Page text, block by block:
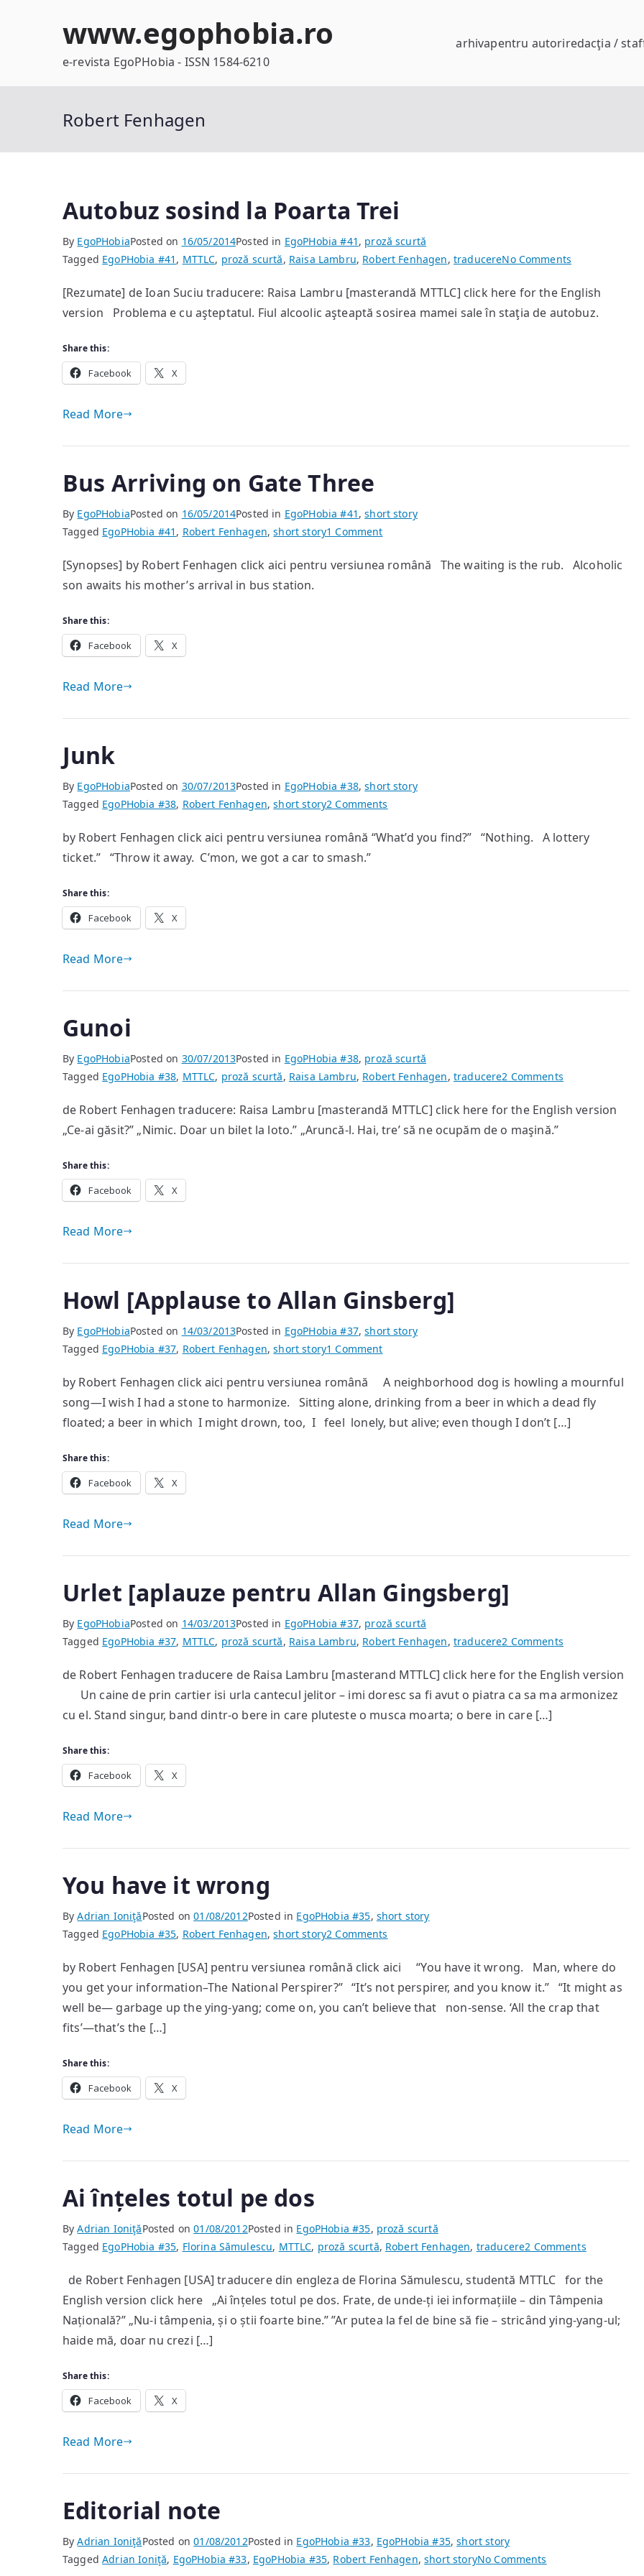
www.egophobia.ro
e-revista EgoPHobia - ISSN 1584-6210
arhivapentru autoriredacţia /
Robert Fenhagen
Autobuz sosind la Poarta Trei
By EgoPHobiaPosted on 16/05/2014Posted in EgoPHobia #41 , proză scurtă
Tagged EgoPHobia #41 , MTTLC, proză scurtă, Raisa Lambru, Robert Fenhagen, traducereNo Comments
sosind
la
[Rezumate] de Ioan Suciu traducere: Raisa Lambru [masterandă MTTLC] click here for the English
version Problema e cu aşteptatul. Fiul alcoolic aşteaptă sosirea mamei sale în staţia de autobuz.
Share this:
Facebook X
Read More
Bus Arriving on Gate Three
By EgoPHobiaPosted on 16/05/2014Posted in EgoPHobia #41 ,short story
Tagged EgoPHobia #41 , Robert Fenhagen,short story1 Commenton
Arriving
[Synopses] by Robert Fenhagen click aici pentru versiunea română The waiting is the rub. Alcoholic
son awaits his mother’s arrival in bus station.
Share this:
Facebook X
Read More
Junk
By EgoPHobiaPosted on 30/07/2013Posted in EgoPHobia #38,short story
Tagged EgoPHobia #38, Robert Fenhagen,short story2 Comments
by Robert Fenhagen click aici pentru versiunea română “What’d you find?” “Nothing. A lottery
ticket.” “Throw it away. C’mon, we got a car to smash.”
Share this:
Facebook X
Read More
Gunoi
By EgoPHobiaPosted on 30/07/2013Posted in EgoPHobia #38, proză scurtă
Tagged EgoPHobia #38, MTTLC, proză scurtă, Raisa Lambru, Robert Fenhagen, traducere2 Commentson
de Robert Fenhagen traducere: Raisa Lambru [masterandă MTTLC] click here for the English version
„Ce-ai găsit?” „Nimic. Doar un bilet la loto.” „Aruncă-l. Hai, tre’ să ne ocupăm de o maşină.”
Share this:
Facebook X
Read More
Howl [Applause to Allan Ginsberg]
By EgoPHobiaPosted on 14/03/2013Posted in EgoPHobia #37,short story
Tagged EgoPHobia #37, Robert Fenhagen,short story1 Commenton
[Applause
to
Allan
by Robert Fenhagen click aici pentru versiunea română A neighborhood dog is howling a mournful
song—I wish I had a stone to harmonize. Sitting alone, drinking from a beer in which a dead fly
floated; a beer in which I might drown, too, I feel lonely, but alive; even though I don’t […]
Share this:
Facebook X
Read More
Urlet [aplauze pentru Allan Gingsberg]
By EgoPHobiaPosted on 14/03/2013Posted in EgoPHobia #37, proză scurtă
Tagged EgoPHobia #37, MTTLC, proză scurtă, Raisa Lambru, Robert Fenhagen, traducere2 Commentson
[aplauze
pentru
de Robert Fenhagen traducere de Raisa Lambru [masterand MTTLC] click here for the English version
Un caine de prin cartier isi urla cantecul jelitor – imi doresc sa fi avut o piatra ca sa ma armonizez
cu el. Stand singur, band dintr-o bere in care pluteste o musca moarta; o bere in care […]
Share this:
Facebook X
Read More
You have it wrong
ByAdrian IoniţăPosted on01/08/2012Posted in EgoPHobia #35, short story
Tagged EgoPHobia #35, Robert Fenhagen,short story2 Comments
have
it
wrong
by Robert Fenhagen [USA] pentru versiunea română click aici “You have it wrong. Man, where do
you get your information–The National Perspirer?” “It’s not perspirer, and you know it.” “It might as
well be— garbage up the ying-yang; come on, you can’t believe that non-sense. ‘All the crap that
fits’—that’s the […]
Share this:
Facebook X
Read More
Ai înțeles totul pe dos
ByAdrian IoniţăPosted on01/08/2012Posted in EgoPHobia #35, proză scurtă
Tagged EgoPHobia #35, Florina Sămulescu, MTTLC, proză scurtă, Robert Fenhagen, traducere2 Commentson
înțeles
totul
pe
de Robert Fenhagen [USA] traducere din engleza de Florina Sămulescu, studentă MTTLC for the
English version click here „Ai înțeles totul pe dos. Frate, de unde-ți iei informațiile – din Tâmpenia
Națională?” „Nu-i tâmpenia, și o știi foarte bine.” ”Ar putea la fel de bine să fie – stricând ying-yang-ul;
haide mă, doar nu crezi […]
Share this:
Facebook X
Read More
Editorial note
ByAdrian IoniţăPosted on01/08/2012Posted in EgoPHobia #33, EgoPHobia #35,short story
TaggedAdrian Ioniţă, EgoPHobia #33, EgoPHobia #35, Robert Fenhagen,short storyNo Comments